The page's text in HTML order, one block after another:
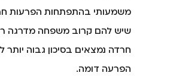
משמעותי בהתפתחות הפרעות
שיש להם קרוב משפחה מדרגה
חרדה נמצאים בסיכון גבוה
הפרעה דומה.